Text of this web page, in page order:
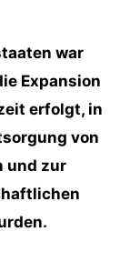
war
Expansion
erfolgt, in
von
und zur